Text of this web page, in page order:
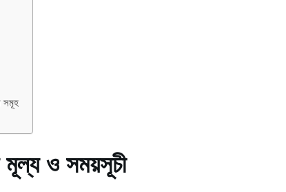
সমূহ
মূল্য ও সময়সূচী